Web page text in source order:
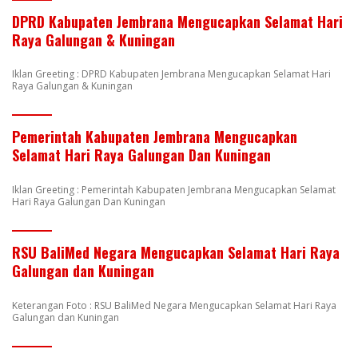
DPRD Kabupaten Jembrana Mengucapkan Selamat Hari
Raya Galungan & Kuningan
Iklan Greeting : DPRD Kabupaten Jembrana Mengucapkan Selamat Hari
Raya Galungan & Kuningan
Pemerintah Kabupaten Jembrana Mengucapkan
Selamat Hari Raya Galungan Dan Kuningan
Iklan Greeting : Pemerintah Kabupaten Jembrana Mengucapkan Selamat
Hari Raya Galungan Dan Kuningan
RSU BaliMed Negara Mengucapkan Selamat Hari Raya
Galungan dan Kuningan
Keterangan Foto : RSU BaliMed Negara Mengucapkan Selamat Hari Raya
Galungan dan Kuningan